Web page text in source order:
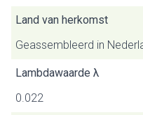
Land van herkomst
Geassembleerd in
Lambdawaarde λ
0.022